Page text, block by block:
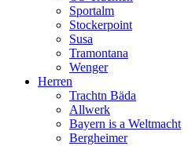
Sportalm
Stockerpoint
Susa
Tramontana
Wenger
Herren
Trachtn Bäda
Allwerk
Bayern is a Weltmacht
Bergheimer